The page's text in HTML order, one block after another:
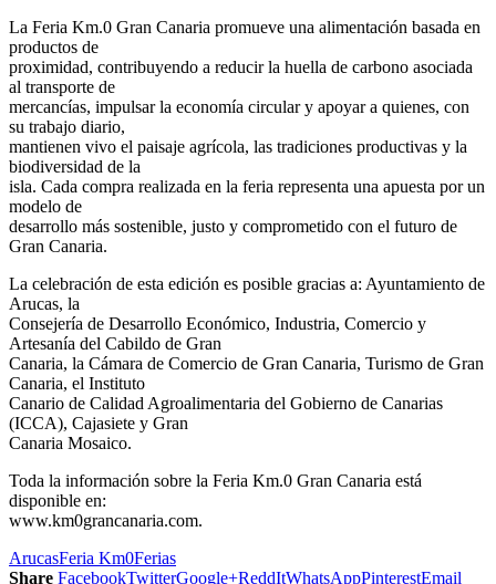
La Feria Km.0 Gran Canaria promueve una alimentación basada en
productos de
proximidad, contribuyendo a reducir la huella de carbono asociada
al transporte de
mercancías, impulsar la economía circular y apoyar a quienes, con
su trabajo diario,
mantienen vivo el paisaje agrícola, las tradiciones productivas y la
biodiversidad de la
isla. Cada compra realizada en la feria representa una apuesta por un
modelo de
desarrollo más sostenible, justo y comprometido con el futuro de
Gran Canaria.
La celebración de esta edición es posible gracias a: Ayuntamiento de
Arucas, la
Consejería de Desarrollo Económico, Industria, Comercio y
Artesanía del Cabildo de Gran
Canaria, la Cámara de Comercio de Gran Canaria, Turismo de Gran
Canaria, el Instituto
Canario de Calidad Agroalimentaria del Gobierno de Canarias
(ICCA), Cajasiete y Gran
Canaria Mosaico.
Toda la información sobre la Feria Km.0 Gran Canaria está
disponible en:
www.km0grancanaria.com.
ArucasFeria Km0Ferias
Share FacebookTwitterGoogle+ReddItWhatsAppPinterestEmail